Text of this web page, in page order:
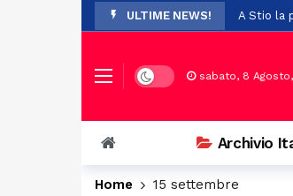
ULTIME NEWS! A Stio la
Perde il
Firme
Dark mode sabato, 8
Archivio
Home 15 settembre